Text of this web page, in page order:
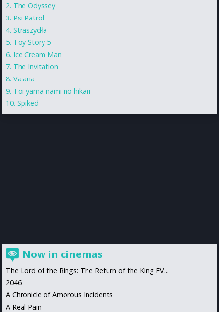
The Odyssey
Psi Patrol
Straszydła
Toy Story 5
Ice Cream Man
The Invitation
Vaiana
Toi yama-nami no hikari
Spiked
Now in cinemas
The Lord of the Rings: The Return of the King EV...
2046
A Chronicle of Amorous Incidents
A Real Pain